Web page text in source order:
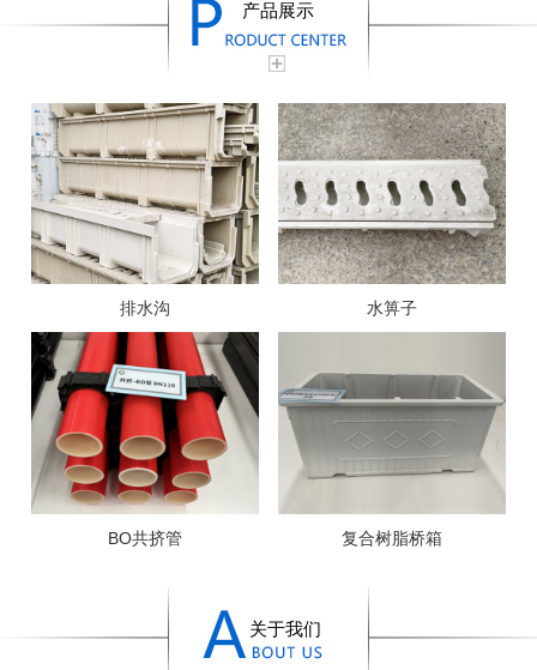
产品展示
排水沟 水箅子
BO共挤管 复合树脂桥箱
关于我们